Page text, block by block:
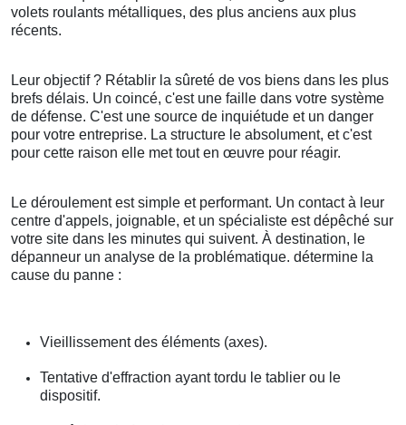
volets roulants métalliques, des plus anciens aux plus
récents.
Leur objectif ? Rétablir la sûreté de vos biens dans les plus
brefs délais. Un coincé, c'est une faille dans votre système
de défense. C'est une source de inquiétude et un danger
pour votre entreprise. La structure le absolument, et c'est
pour cette raison elle met tout en œuvre pour réagir.
Le déroulement est simple et performant. Un contact à leur
centre d'appels, joignable, et un spécialiste est dépêché sur
votre site dans les minutes qui suivent. À destination, le
dépanneur un analyse de la problématique. détermine la
cause du panne :
Vieillissement des éléments (axes).
Tentative d'effraction ayant tordu le tablier ou le
dispositif.